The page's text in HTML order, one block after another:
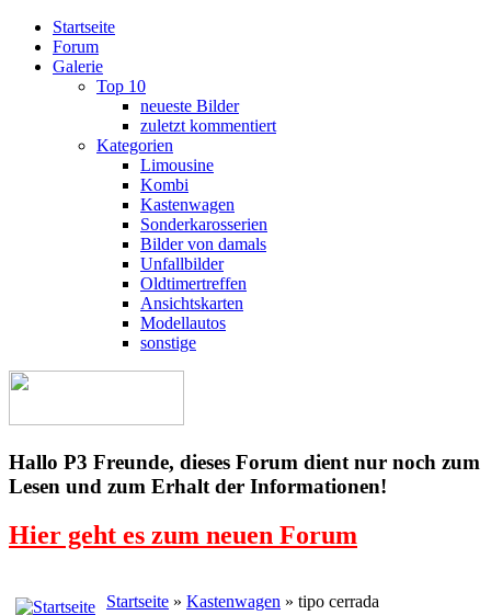
Startseite
Forum
Galerie
Top 10
neueste Bilder
zuletzt kommentiert
Kategorien
Limousine
Kombi
Kastenwagen
Sonderkarosserien
Bilder von damals
Unfallbilder
Oldtimertreffen
Ansichtskarten
Modellautos
sonstige
Hallo P3 Freunde, dieses Forum dient nur noch zum
Lesen und zum Erhalt der Informationen!
Hier geht es zum neuen Forum
Startseite » Kastenwagen » tipo cerrada